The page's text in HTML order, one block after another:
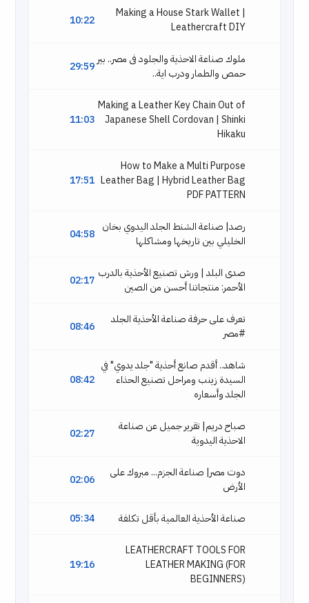
10:22
Making a House Stark Wallet |
Leathercraft DIY
29:59 ملوك صناعة الاحذية والجلود فى مصر.. بير
حمص والطمار ودرب اية..
11:03
Making a Leather Key Chain Out of
Japanese Shell Cordovan | Shinki
Hikaku
17:51
How to Make a Multi Purpose
Leather Bag | Hybrid Leather Bag
PDF PATTERN
04:58 رصد| صناعة الشنط الجلد اليدوي بخان
الخليلي بين تاريخها ومشاكلها
02:17 صدى البلد | ورش تصنيع الأحذية بالدرب
الأحمر: منتجاتنا أحسن من الصين
08:46
تعرف على حرفة صناعة الأحذية الجلد
#مصر
08:42
شاهد.. أقدم صانع أحذية "جلد يدوي" في
السيدة زينب ومراحل تصنيع الحذاء
الجلد وأسعاره
02:27
صباح دريم| تقرير جميل عن صناعة
الاحذية اليدوية
02:06
دوت مصر| صناعة الجزم... مبروك على
الأرض
05:34 صناعة الأحذية العالمية بأقل تكلفة
19:16
LEATHERCRAFT TOOLS FOR
LEATHER MAKING (FOR
BEGINNERS)